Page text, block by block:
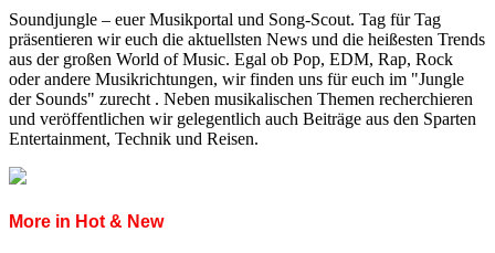
Soundjungle – euer Musikportal und Song-Scout. Tag für Tag
präsentieren wir euch die aktuellsten News und die heißesten Trends
aus der großen World of Music. Egal ob Pop, EDM, Rap, Rock
oder andere Musikrichtungen, wir finden uns für euch im "Jungle
der Sounds" zurecht . Neben musikalischen Themen recherchieren
und veröffentlichen wir gelegentlich auch Beiträge aus den Sparten
Entertainment, Technik und Reisen.
More in Hot & New